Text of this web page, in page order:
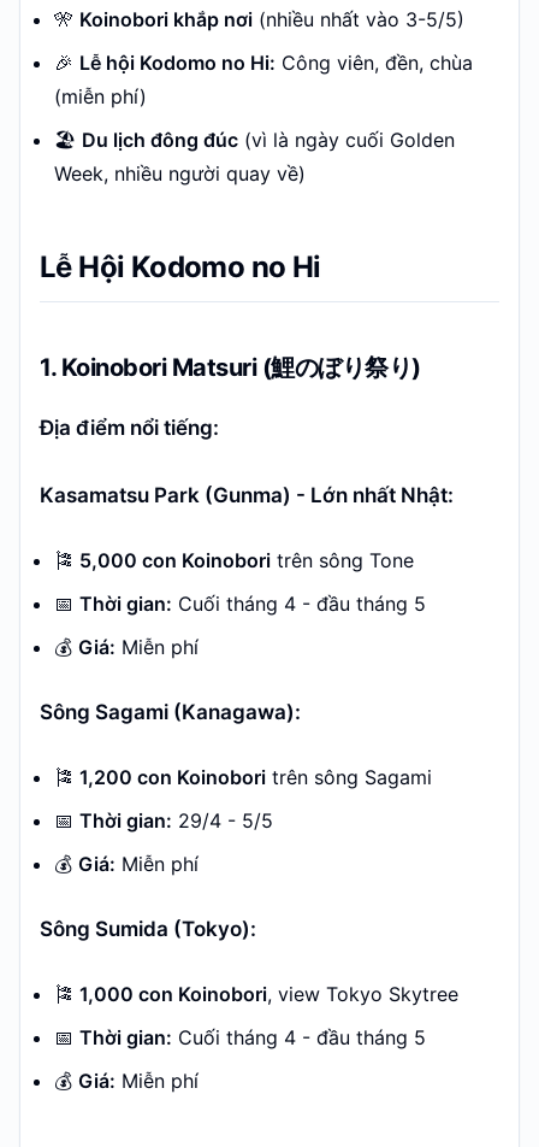
🎌 Koinobori khắp nơi (nhiều nhất vào 3-5/5)
🎉 Lễ hội Kodomo no Hi: Công viên, đền, chùa
(miễn phí)
🏖️ Du lịch đông đúc (vì là ngày cuối Golden
Week, nhiều người quay về)
Lễ Hội Kodomo no Hi
1. Koinobori Matsuri (鯉のぼり祭り)
Địa điểm nổi tiếng:
Kasamatsu Park (Gunma) - Lớn nhất Nhật:
🎏 5,000 con Koinobori trên sông Tone
📅 Thời gian: Cuối tháng 4 - đầu tháng 5
💰 Giá: Miễn phí
Sông Sagami (Kanagawa):
🎏 1,200 con Koinobori trên sông Sagami
📅 Thời gian: 29/4 - 5/5
💰 Giá: Miễn phí
Sông Sumida (Tokyo):
🎏 1,000 con Koinobori, view Tokyo Skytree
📅 Thời gian: Cuối tháng 4 - đầu tháng 5
💰 Giá: Miễn phí